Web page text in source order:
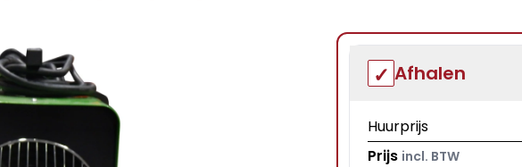
Afhalen
Huurprijs
Prijs incl. BTW